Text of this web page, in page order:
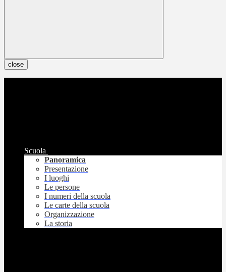
close
Scuola
Panoramica
Presentazione
I luoghi
Le persone
I numeri della scuola
Le carte della scuola
Organizzazione
La storia